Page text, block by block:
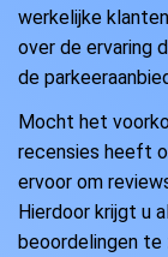
werkelijke
over de ervaring
de
Mocht het
recensies heeft
ervoor om
Hierdoor krijgt u
beoordelingen te